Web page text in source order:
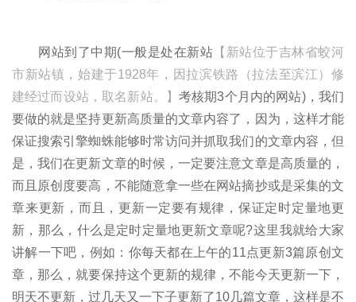
网站到了中期(一般是处在新站 【新站位于吉林省蛟河
市新站镇，始建于1928年，因拉滨铁路（拉法至滨江）修
建经过而设站，取名新站。】 考核期3个月内的网站)，我们
要做的就是坚持更新高质量的文章内容了，因为，这样才能
保证搜索引擎蜘蛛能够时常访问并抓取我们的文章内容，但
是，我们在更新文章的时候，一定要注意文章是高质量的，
而且原创度要高，不能随意拿一些在网站摘抄或是采集的文
章来更新，而且，更新一定要有规律，保证定时定量地更
新，那么，什么是定时定量地更新文章呢?这里我就给大家
讲解一下吧，例如：你每天都在上午的11点更新3篇原创文
章，那么，就要保持这个更新的规律，不能今天更新一下，
明天不更新，过几天又一下子更新了10几篇文章，这样是不